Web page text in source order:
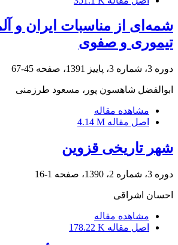
شمه‌ای از مناسبات ایران و
تیموری و صفوی
دوره 3، شماره 3، پاییز 1391، صفحه 45-67
ابوالفضل شاهسون پور، مسعود طرزمنی
مشاهده مقاله
اصل مقاله 4.14 M
شهر تاریخی قزوین
دوره 3، شماره 2، 1390، صفحه 1-16
احسان اشراقی
مشاهده مقاله
اصل مقاله 178.22 K